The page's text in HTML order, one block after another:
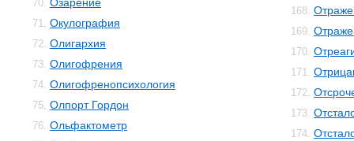
70.
71. Окулография
72. Олигархия
73. Олигофрения
74. Олигофренопсихология
75. Олпорт Гордон
76. Ольфактометр
168.
169.
170.
171.
172.
173.
174.